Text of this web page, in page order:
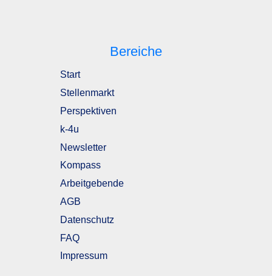
Bereiche
Start
Stellenmarkt
Perspektiven
k-4u
Newsletter
Kompass
Arbeitgebende
AGB
Datenschutz
FAQ
Impressum